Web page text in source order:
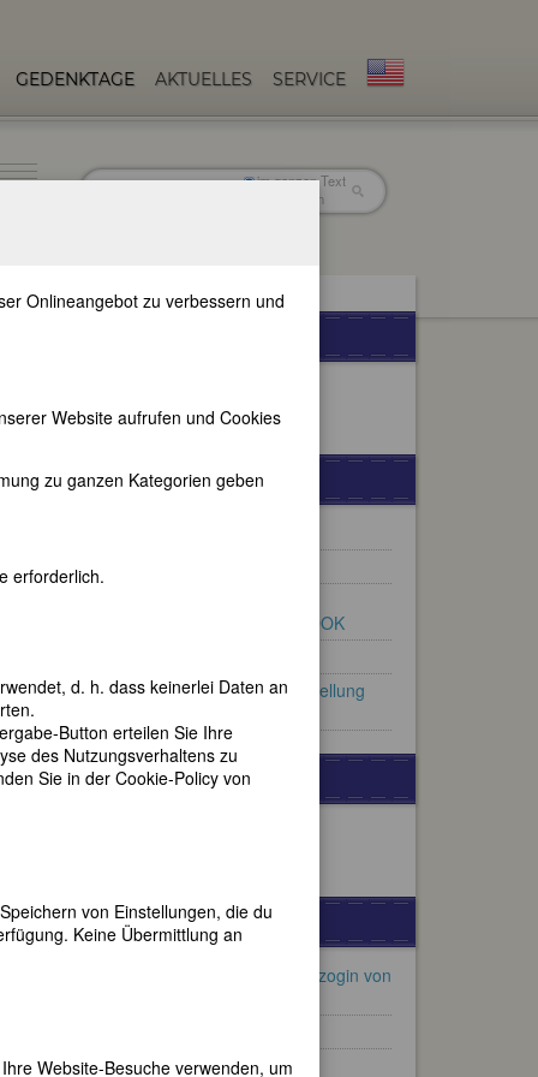
GEDENKTAGE AKTUELLES SERVICE
im ganzen Text
nur in Titeln
FEMBIO-SPECIALS
Kunstförderinnen der GEDOK
Künstlerinnen - Eine Ausstellung
GESPONSORT VON:
WEITERE BIOGRAPHIEN
Maria Pawlowna, Großherzogin von
Melina Mercouri
Onlineangebot zu verbessern und
Website aufrufen und Cookies
zu ganzen Kategorien geben
erforderlich.
d. h. dass keinerlei Daten an
Button erteilen Sie Ihre
des Nutzungsverhaltens zu
Sie in der Cookie-Policy von
von Einstellungen, die du
Keine Übermittlung an
Website-Besuche verwenden, um